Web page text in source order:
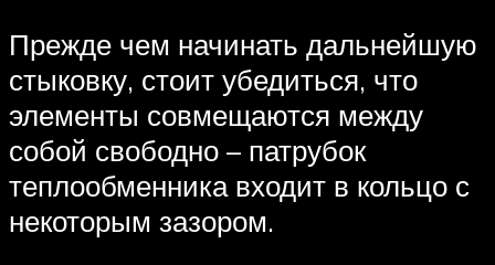
Прежде чем начинать дальнейшую
стыковку, стоит убедиться, что
элементы совмещаются между
собой свободно – патрубок
теплообменника входит в кольцо с
некоторым зазором.